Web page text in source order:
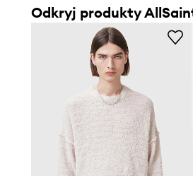
Odkryj produkty